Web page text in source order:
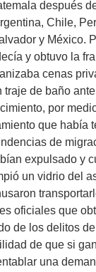
después
Chile,
y México.
y obtuvo la
cenas
de baño
por
que había
de
expulsado y
un vidrio del
oficiales que
de los delitos
de que si
una